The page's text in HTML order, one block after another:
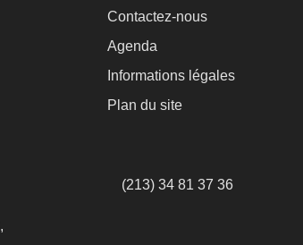
Contactez-nous
Agenda
Informations légales
Plan du site
(213) 34 81 37 36